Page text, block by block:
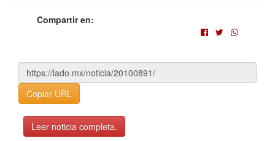
Compartir en:
Copiar URL
Leer noticia completa.